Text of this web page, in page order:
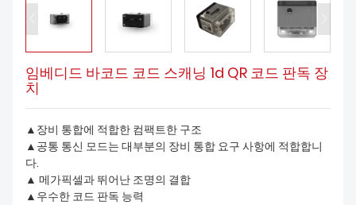
임베디드 바코드 코드 스캐닝 1d QR 코드 판독 장
치
▲장비 통합에 적합한 컴팩트한 구조
▲공통 통신 모드는 대부분의 장비 통합 요구 사항에 적합합니
다.
▲ 메가픽셀과 뛰어난 조명의 결합
▲우수한 코드 판독 능력